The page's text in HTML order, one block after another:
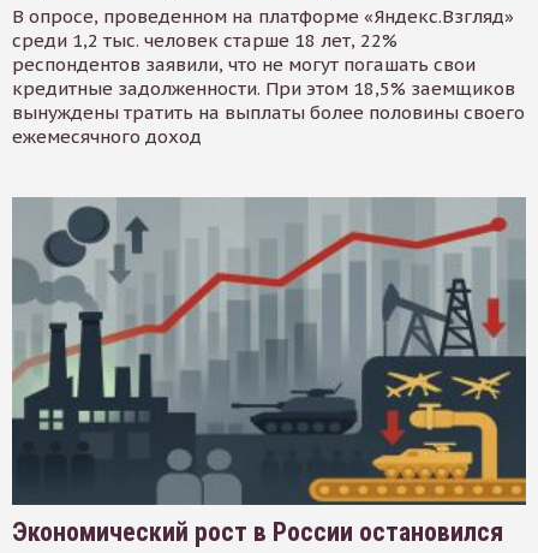
В опросе, проведенном на платформе «Яндекс.Взгляд»
среди 1,2 тыс. человек старше 18 лет, 22%
респондентов заявили, что не могут погашать свои
кредитные задолженности. При этом 18,5% заемщиков
вынуждены тратить на выплаты более половины своего
ежемесячного доход
Экономический рост в России остановился